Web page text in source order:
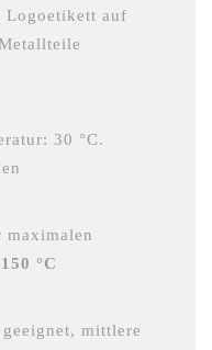
Logoetikett auf
30 °C.
maximalen
150 °C
mittlere